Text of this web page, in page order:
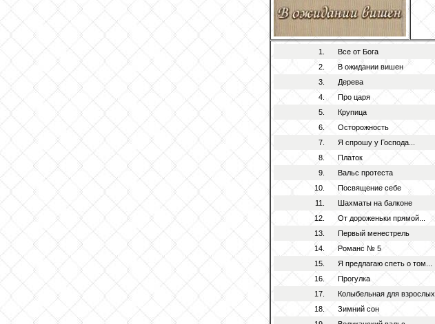
1.
Все от Бога
2.
В ожидании вишен
3.
Дерева
4.
Про царя
5.
Крупица
6.
Осторожность
7.
Я спрошу у Господа...
8.
Платок
9.
Вальс протеста
10.
Посвящение себе
11.
Шахматы на балконе
12.
От дороженьки прямой...
13.
Первый менестрель
14.
Романс № 5
15.
Я предлагаю спеть о том...
16.
Прогулка
17.
Колыбельная для взрослых
18.
Зимний сон